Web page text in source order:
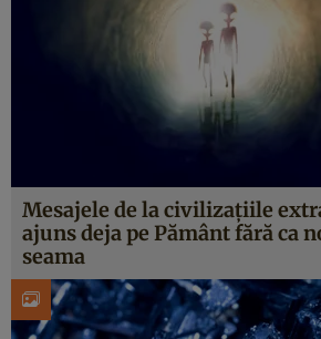
Mesajele de la civilizațiile
ajuns deja pe Pământ fără ca
seama